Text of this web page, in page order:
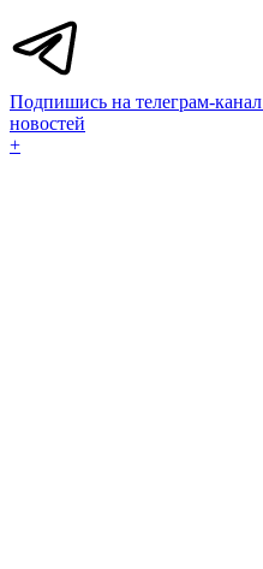
Подпишись на телеграм-
новостей
+